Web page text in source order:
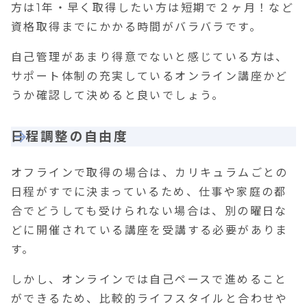
方は1年・早く取得したい方は短期で２ヶ月！など
資格取得までにかかる時間がバラバラです。
自己管理があまり得意でないと感じている方は、
サポート体制の充実しているオンライン講座かど
うか確認して決めると良いでしょう。
日程調整の自由度
オフラインで取得の場合は、カリキュラムごとの
日程がすでに決まっているため、仕事や家庭の都
合でどうしても受けられない場合は、別の曜日な
どに開催されている講座を受講する必要がありま
す。
しかし、オンラインでは自己ペースで進めること
ができるため、比較的ライフスタイルと合わせや